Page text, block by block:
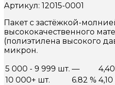
Артикул: 12015-0001
Пакет с застёжкой-
высококачественного
(полиэтилена высокого
микрон.
5 000 - 9 999 шт. — 4,40
10 000+ шт.
6.82 % 4,10